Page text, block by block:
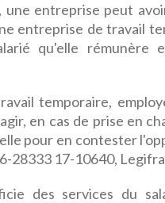
une entreprise peut
entreprise de travail
qu'elle rémunère
temporaire,
en cas de prise en
pour en contester
28333 17-10640,
des services du